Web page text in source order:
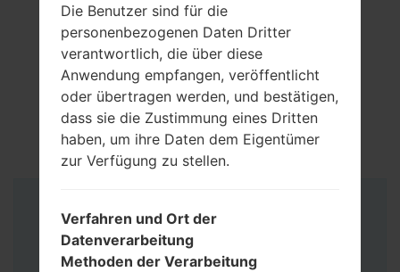
Anleitung
Die Benutzer sind für die
personenbezogenen Daten Dritter
verantwortlich, die über diese
Anwendung empfangen, veröffentlicht
oder übertragen werden, und bestätigen,
dass sie die Zustimmung eines Dritten
haben, um ihre Daten dem Eigentümer
zur Verfügung zu stellen.
Verfahren und Ort der
Datenverarbeitung
Methoden der Verarbeitung